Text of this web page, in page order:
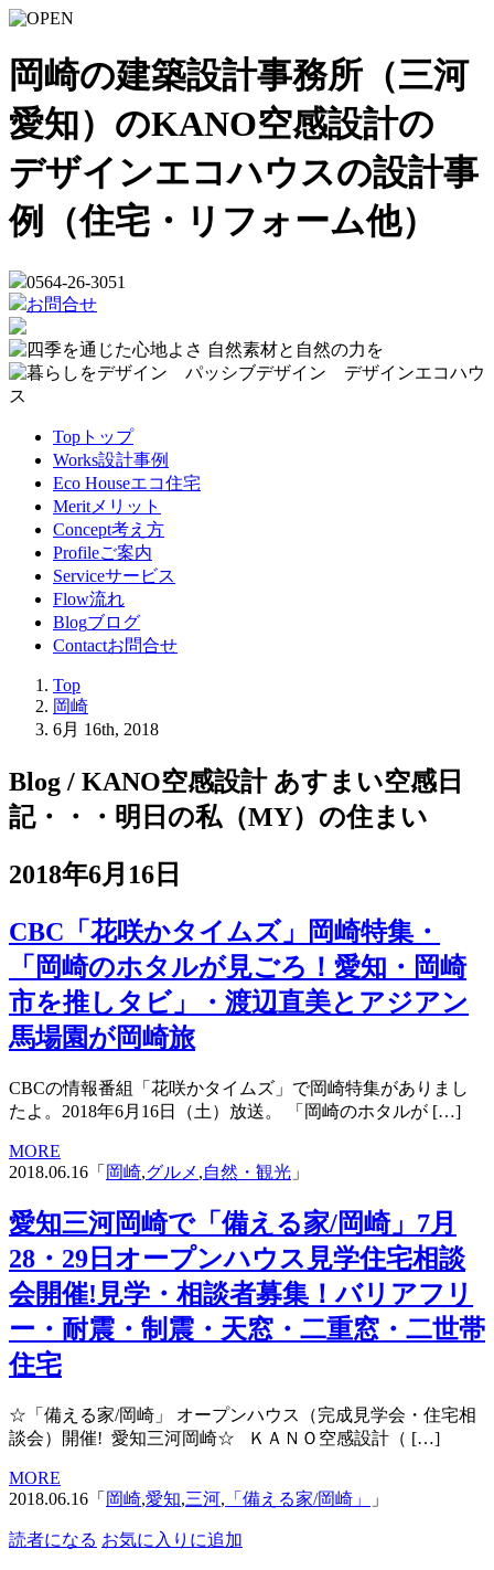
岡崎の建築設計事務所（三河
愛知）のKANO空感設計の
デザインエコハウスの設計事
例（住宅・リフォーム他）
0564-26-3051
お問合せ
Top トップ
Works設計事例
Eco Houseエコ住宅
Merit メリット
Concept考え方
Profileご案内
Serviceサービス
Flow流れ
Blogブログ
Contactお問合せ
Top
岡崎
6月 16th, 2018
Blog / KANO空感設計 あすまい空感日
記・・・明日の私（MY）の住まい
2018年6月16日
CBC「花咲かタイムズ」岡崎特集・
「岡崎のホタルが見ごろ！愛知・岡崎
市を推しタビ」・渡辺直美とアジアン
馬場園が岡崎旅
CBCの情報番組「花咲かタイムズ」で岡崎特集がありまし
たよ。2018年6月16日（土）放送。 「岡崎のホタルが […]
MORE
2018.06.16「 岡崎,グルメ ,自然・観光 」
愛知三河岡崎で「備える家/岡崎」7月
28・29日オープンハウス見学住宅相談
会開催!見学・相談者募集！バリアフリ
ー・耐震・制震・天窓・二重窓・二世帯
住宅
☆「備える家/岡崎」 オープンハウス（完成見学会・住宅相
談会）開催! 愛知三河岡崎☆ ＫＡＮＯ空感設計（ […]
MORE
2018.06.16「 岡崎,愛知,三河, 「備える家/岡崎」 」
読者になる お気に入りに追加